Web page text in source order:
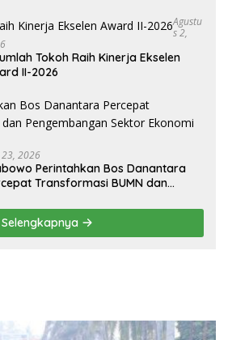
Agustu
S 2,
Tokoh Raih Kinerja Ekselen
II-2026
23, 2026
Perintahkan Bos Danantara
Transformasi BUMN dan
Selengkapnya